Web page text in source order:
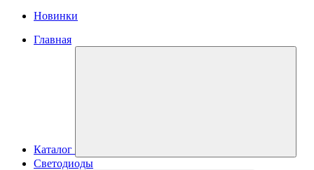
Новинки
Главная
Каталог
Светодиоды